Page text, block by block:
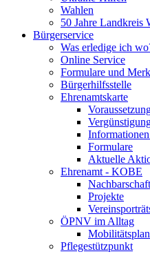
Wahlen
50 Jahre Landkreis
Bürgerservice
Was erledige ich
Online Service
Formulare und
Bürgerhilfsstelle
Ehrenamtskarte
Formulare
Aktuelle
Ehrenamt - KOBE
Projekte
ÖPNV im Alltag
Pflegestützpunkt